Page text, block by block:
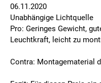
06.11.2020
Unabhängige Lichtquelle
Pro: Geringes Gewicht,
Leuchtkraft, leicht zu
Contra: Montagematerial